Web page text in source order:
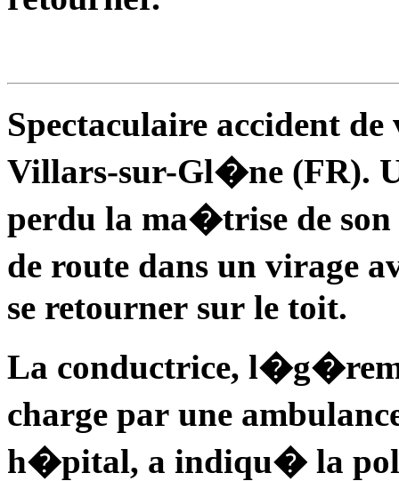
Spectaculaire accident
Villars-sur-Gl�ne (FR).
perdu la ma�trise de
de route dans un virage
se retourner sur le toit.
La conductrice,
charge par une
h�pital, a indiqu� la